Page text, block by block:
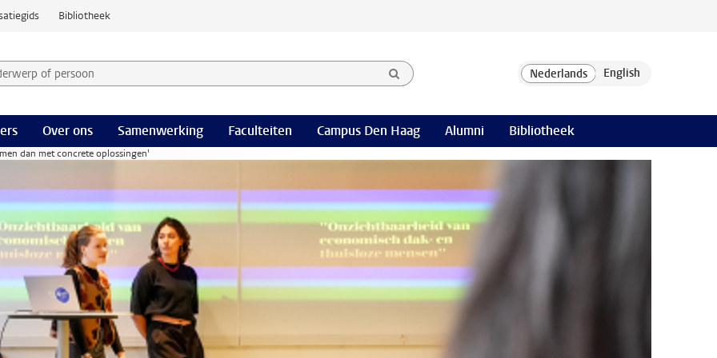
Bibliotheek
of persoon en selecteer categorie
Over ons Samenwerking Faculteiten Campus Den Haag Alumni Bibliotheek
dan met concrete oplossingen'